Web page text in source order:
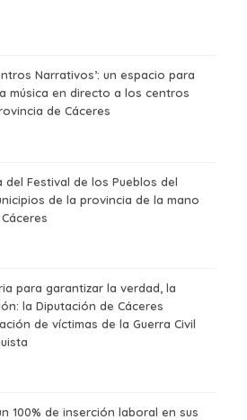
Narrativos’: un espacio para
música en directo a los centros
de Cáceres
del Festival de los Pueblos del
de la provincia de la mano
para garantizar la verdad, la
la Diputación de Cáceres
de víctimas de la Guerra Civil
100% de inserción laboral en sus